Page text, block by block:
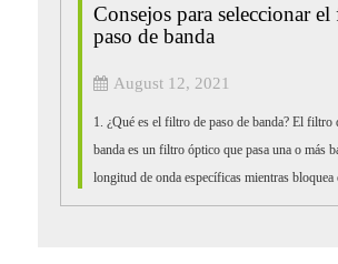
Consejos para seleccionar
paso de banda
August 12, 2021
1. ¿Qué es el filtro de paso de banda? El filtro
banda es un filtro óptico que pasa una o más
longitud de onda específicas mientras bloquea
longitud de onda. El filtro de paso de banda